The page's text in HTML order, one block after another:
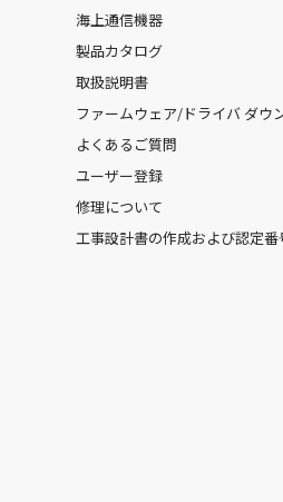
海上通信機器
製品カタログ
取扱説明書
ファームウェア/ドライバ ダウ
よくあるご質問
ユーザー登録
修理について
工事設計書の作成および認定番